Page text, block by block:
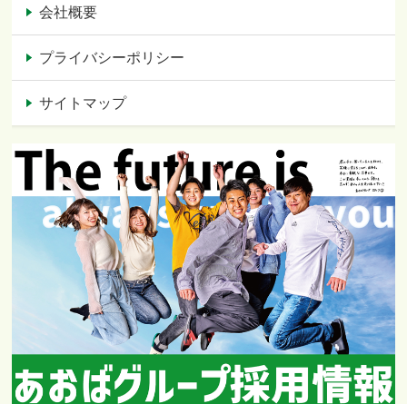
会社概要
プライバシーポリシー
サイトマップ